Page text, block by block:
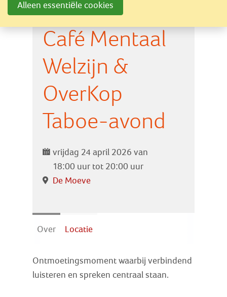
Café Mentaal
Welzijn &
OverKop
Taboe-avond
vrijdag 24 april 2026 van
18:00 uur tot 20:00 uur
De Moeve
Over Locatie
Ontmoetingsmoment waarbij verbindend
luisteren en spreken centraal staan.
Lid worden
Vrijwilliger worden
Alleen essentiële cookies